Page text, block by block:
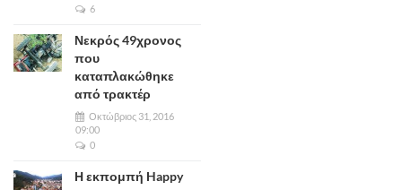
6
Νεκρός 49χρονος
που
καταπλακώθηκε
από τρακτέρ
Οκτώβριος 31, 2016
09:00
0
Η εκπομπή Happy